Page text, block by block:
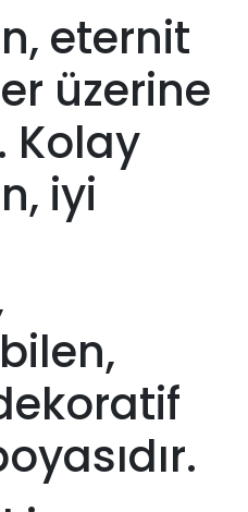
eternit
üzerine
Kolay
iyi